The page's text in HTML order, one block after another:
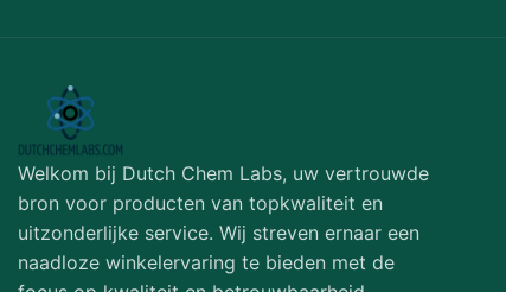
Welkom bij Dutch Chem Labs, uw vertrouwde
bron voor producten van topkwaliteit en
uitzonderlijke service. Wij streven ernaar een
naadloze winkelervaring te bieden met de